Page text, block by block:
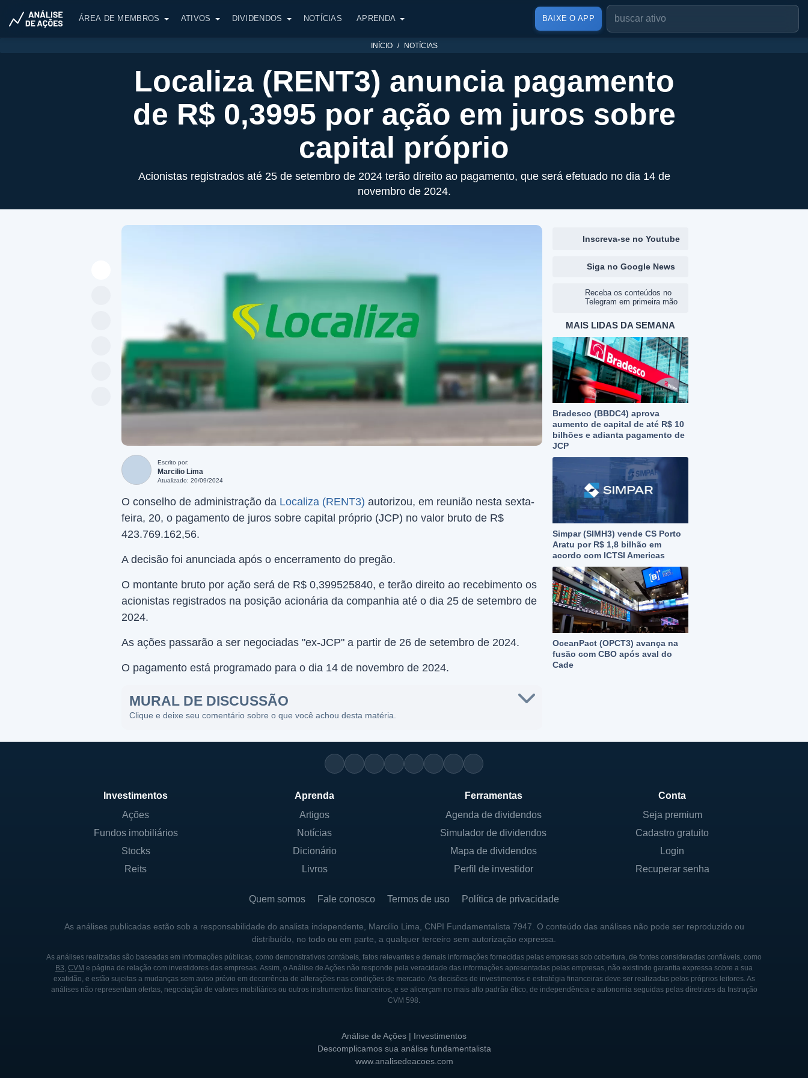
ÁREA DE MEMBROS ATIVOS DIVIDENDOS NOTÍCIAS APRENDA BAIXE O APP
INÍCIO NOTÍCIAS
Localiza (RENT3) anuncia pagamento
de R$ 0,3995 por ação em juros sobre
capital próprio
Acionistas registrados até 25 de setembro de 2024 terão direito ao pagamento, que será efetuado no dia 14 de
novembro de 2024.
Escrito por:
Marcilio Lima
Atualizado: 20/09/2024
O conselho de administração da Localiza (RENT3) autorizou, em reunião nesta sexta-
feira, 20, o pagamento de juros sobre capital próprio (JCP) no valor bruto de R$
423.769.162,56.
A decisão foi anunciada após o encerramento do pregão.
O montante bruto por ação será de R$ 0,399525840, e terão direito ao recebimento os
acionistas registrados na posição acionária da companhia até o dia 25 de setembro de
2024.
As ações passarão a ser negociadas "ex-JCP" a partir de 26 de setembro de 2024.
O pagamento está programado para o dia 14 de novembro de 2024.
MURAL DE DISCUSSÃO
Clique e deixe seu comentário sobre o que você achou desta matéria.
Inscreva-se no Youtube
Siga no Google News
Receba os conteúdos no
Telegram em primeira mão
MAIS LIDAS DA SEMANA
Bradesco (BBDC4) aprova
aumento de capital de até R$ 10
bilhões e adianta pagamento de
JCP
Simpar (SIMH3) vende CS Porto
Aratu por R$ 1,8 bilhão em
acordo com ICTSI Americas
OceanPact (OPCT3) avança na
fusão com CBO após aval do
Cade
Investimentos
Ações
Fundos imobiliários
Stocks
Reits
Aprenda
Artigos
Notícias
Dicionário
Livros
Ferramentas
Agenda de dividendos
Simulador de dividendos
Mapa de dividendos
Perfil de investidor
Conta
Seja premium
Cadastro gratuito
Login
Recuperar senha
Quem somos Fale conosco Termos de uso Política de privacidade
As análises publicadas estão sob a responsabilidade do analista independente, Marcílio Lima, CNPI Fundamentalista 7947. O conteúdo das análises não pode ser reproduzido ou
distribuído, no todo ou em parte, a qualquer terceiro sem autorização expressa.
As análises realizadas são baseadas em informações públicas, como demonstrativos contábeis, fatos relevantes e demais informações fornecidas pelas empresas sob cobertura, de fontes consideradas confiáveis, como
B3, CVM e página de relação com investidores das empresas. Assim, o Análise de Ações não responde pela veracidade das informações apresentadas pelas empresas, não existindo garantia expressa sobre a sua
exatidão, e estão sujeitas a mudanças sem aviso prévio em decorrência de alterações nas condições de mercado. As decisões de investimentos e estratégia financeiras deve ser realizadas pelos próprios leitores. As
análises não representam ofertas, negociação de valores mobiliários ou outros instrumentos financeiros, e se alicerçam no mais alto padrão ético, de independência e autonomia seguidas pelas diretrizes da Instrução
CVM 598.
Análise de Ações | Investimentos
Descomplicamos sua análise fundamentalista
www.analisedeacoes.com